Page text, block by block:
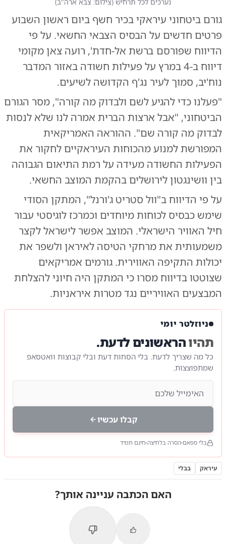
נערכים לכל תרחיש (צילום: צבא ארה"ב)
גורם ביטחוני עיראקי בכיר חשף ביום ראשון השבוע
פרטים חדשים על הבסיס הצבאי החשאי. על פי
הדיווח שפורסם ברשת אל-חדת', רועה צאן מקומי
דיווח ב-4 במרץ על פעילות חשודה באזור המדבר
נוח'יב, סמוך לעיר נג'ף הקדושה לשיעים.
"פעלנו כדי להגיע לשם ולבדוק מה קורה", מסר הגורם
הביטחוני, "אבל ארצות הברית אמרה לנו שלא לנסות
לבדוק מה קורה שם". ההוראה האמריקאית
המפורשת למנוע מהכוחות העיראקיים לחקור את
הפעילות החשודה מעידה על רמת התיאום הגבוהה
בין וושינגטון לירושלים בהקמת המוצב החשאי.
על פי הדיווח ב"וול סטריט ג'ורנל", המתקן הסודי
שימש כבסיס לכוחות מיוחדים וכמרכז לוגיסטי עבור
חיל האוויר הישראלי. המוצב אפשר לישראל לקצר
משמעותית את מרחקי הטיסה לאיראן ולשפר את
יכולות התקיפה האווירית. גורמים אמריקאים
שצוטטו בדיווח מסרו כי המתקן היה חיוני להצלחת
המבצעים האוויריים נגד מטרות איראניות.
ניוזלטר יומי
תהיוהראשונים לדעת.
כל מה שצריך לדעת. בלי הסחות דעת ובלי קבוצות וואטסאפ
שמתפוצצות.
קבלו עכשיו
בלי ספאם הסרה בלחיצה חינם תמיד
עיראק בבלי
האם הכתבה עניינה אותך?